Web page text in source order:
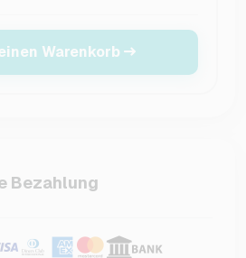
Warenkorb
Bezahlung